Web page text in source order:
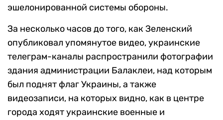
эшелонированной системы обороны.
За несколько часов до того, как Зеленский
опубликовал упомянутое видео, украинские
телеграм-каналы распространили фотографии
здания администрации Балаклеи, над которым
был поднят флаг Украины, а также
видеозаписи, на которых видно, как в центре
города ходят украинские военные и